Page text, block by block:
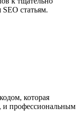
статьям.
которая
и профессиональным